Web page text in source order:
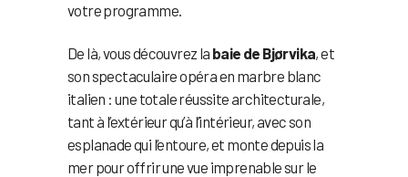
votre programme.
De là, vous découvrez la baie de Bjørvika, et
son spectaculaire opéra en marbre blanc
italien : une totale réussite architecturale,
tant à l’extérieur qu’à l’intérieur, avec son
esplanade qui l’entoure, et monte depuis la
mer pour offrir une vue imprenable sur le